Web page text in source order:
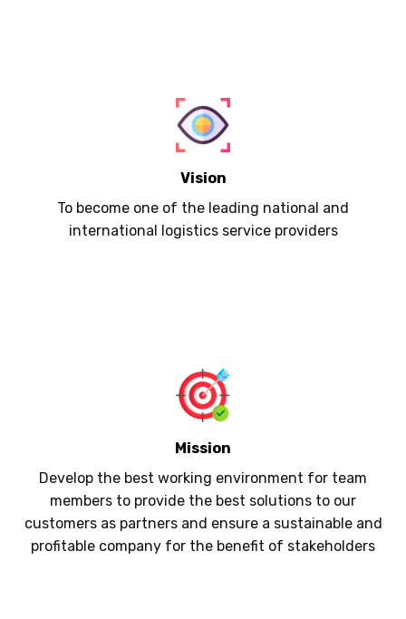
Vision
To become one of the leading national and
international logistics service providers
Mission
Develop the best working environment for team
members to provide the best solutions to our
customers as partners and ensure a sustainable and
profitable company for the benefit of stakeholders